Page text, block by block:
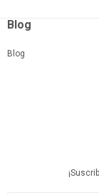
Blog
Blog